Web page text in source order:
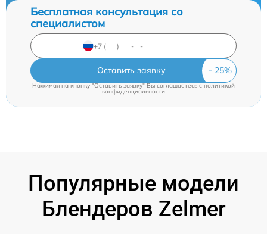
Бесплатная консультация со
специалистом
Оставить заявку
Нажимая на кнопку "Оставить заявку" Вы соглашаетесь c политикой
конфиденциальности
Популярные модели
Блендеров Zelmer